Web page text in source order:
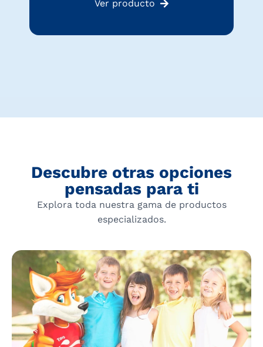
Ver producto
Descubre otras opciones
pensadas para ti
Explora toda nuestra gama de productos
especializados.